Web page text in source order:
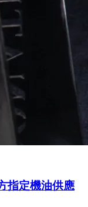
指定機油供應